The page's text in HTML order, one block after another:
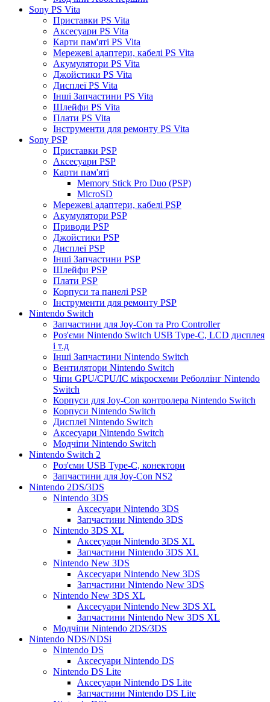
Sony PS Vita
Приставки PS Vita
Аксесуари PS Vita
Карти пам'яті PS Vita
Мережеві адаптери, кабелі PS Vita
Акумулятори PS Vita
Джойстики PS Vita
Дисплеї PS Vita
Інші Запчастини PS Vita
Шлейфи PS Vita
Плати PS Vita
Інструменти для ремонту PS Vita
Sony PSP
Приставки PSP
Аксесуари PSP
Карти пам'яті
Memory Stick Pro Duo (PSP)
MicroSD
Мережеві адаптери, кабелі PSP
Акумулятори PSP
Приводи PSP
Джойстики PSP
Дисплеї PSP
Інші Запчастини PSP
Шлейфи PSP
Плати PSP
Корпуси та панелі PSP
Інструменти для ремонту PSP
Nintendo Switch
Запчастини для Joy-Con та Pro Controller
Роз'єми Nintendo Switch USB Type-C, LCD дисплея
і т.д
Інші Запчастини Nintendo Switch
Вентилятори Nintendo Switch
Чіпи GPU/CPU/IC мікросхеми Реболлінг Nintendo
Switch
Корпуси для Joy-Con контролера Nintendo Switch
Корпуси Nintendo Switch
Дисплеї Nintendo Switch
Аксесуари Nintendo Switch
Модчіпи Nintendo Switch
Nintendo Switch 2
Роз'єми USB Type-C, конектори
Запчастини для Joy-Con NS2
Nintendo 2DS/3DS
Nintendo 3DS
Аксесуари Nintendo 3DS
Запчастини Nintendo 3DS
Nintendo 3DS XL
Аксесуари Nintendo 3DS XL
Запчастини Nintendo 3DS XL
Nintendo New 3DS
Аксесуари Nintendo New 3DS
Запчастини Nintendo New 3DS
Nintendo New 3DS XL
Аксесуари Nintendo New 3DS XL
Запчастини Nintendo New 3DS XL
Модчіпи Nintendo 2DS/3DS
Nintendo NDS/NDSi
Nintendo DS
Аксесуари Nintendo DS
Nintendo DS Lite
Аксесуари Nintendo DS Lite
Запчастини Nintendo DS Lite